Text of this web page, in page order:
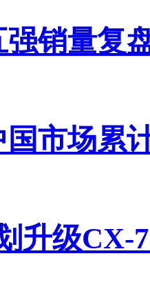
强销量复
市场累
升级CX-